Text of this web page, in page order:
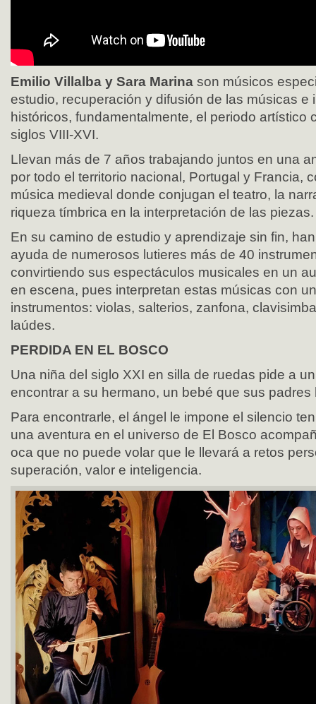
Emilio Villalba y Sara Marina son músicos
estudio, recuperación y difusión de las músicas e
históricos, fundamentalmente, el periodo artístico
siglos VIII-XVI.
Llevan más de 7 años trabajando juntos en una
por todo el territorio nacional, Portugal y Francia,
música medieval donde conjugan el teatro, la
riqueza tímbrica en la interpretación de las piezas.
En su camino de estudio y aprendizaje sin fin,
ayuda de numerosos lutieres más de 40
convirtiendo sus espectáculos musicales en un
en escena, pues interpretan estas músicas con
instrumentos: violas, salterios, zanfona,
laúdes.
PERDIDA EN EL BOSCO
Una niña del siglo XXI en silla de ruedas pide a
encontrar a su hermano, un bebé que sus padres
Para encontrarle, el ángel le impone el silencio
una aventura en el universo de El Bosco
oca que no puede volar que le llevará a retos
superación, valor e inteligencia.